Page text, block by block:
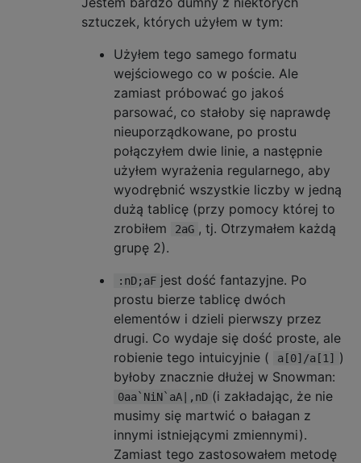
sztuczek, których użyłem w tym:
Użyłem tego samego formatu
wejściowego co w poście. Ale
zamiast próbować go jakoś
parsować, co stałoby się naprawdę
nieuporządkowane, po prostu
połączyłem dwie linie, a następnie
użyłem wyrażenia regularnego, aby
wyodrębnić wszystkie liczby w jedną
dużą tablicę (przy pomocy której to
zrobiłem
2aG , tj. Otrzymałem każdą
grupę 2).
:nD;aF jest dość fantazyjne. Po
prostu bierze tablicę dwóch
elementów i dzieli pierwszy przez
drugi. Co wydaje się dość proste, ale
robienie tego intuicyjnie (
a[0]/a[1]
)
byłoby znacznie dłużej w Snowman:
0aa`NiN`aA|,nD (i zakładając, że nie
musimy się martwić o bałagan z
innymi istniejącymi zmiennymi).
Zamiast tego zastosowałem metodę